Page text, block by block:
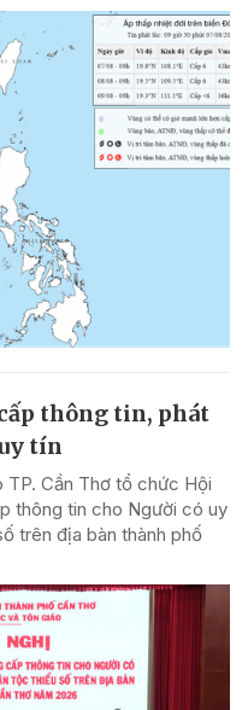
thông tin, phát
tín
TP. Cần Thơ tổ chức Hội
thông tin cho Người có uy
trên địa bàn thành phố